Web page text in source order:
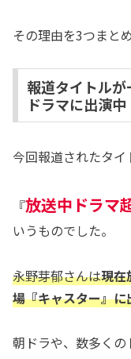
その理由を3つまと
報道タイトル
ドラマに出演中
今回報道されたタイ
『放送中ドラマ
いうものでした。
永野芽郁さんは現在
場『キャスター』に
朝ドラや、数多く